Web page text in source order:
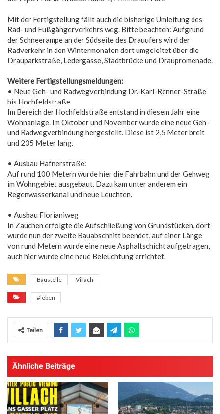
Mit der Fertigstellung fällt auch die bisherige Umleitung des
Rad- und Fußgängerverkehrs weg. Bitte beachten: Aufgrund
der Schneerampe an der Südseite des Drauufers wird der
Radverkehr in den Wintermonaten dort umgeleitet über die
Drauparkstraße, Ledergasse, Stadtbrücke und Draupromenade.
Weitere Fertigstellungsmeldungen:
• Neue Geh- und Radwegverbindung Dr.-Karl-Renner-Straße
bis Hochfeldstraße
Im Bereich der Hochfeldstraße entstand in diesem Jahr eine
Wohnanlage. Im Oktober und November wurde eine neue Geh-
und Radwegverbindung hergestellt. Diese ist 2,5 Meter breit
und 235 Meter lang.
• Ausbau Hafnerstraße:
Auf rund 100 Metern wurde hier die Fahrbahn und der Gehweg
im Wohngebiet ausgebaut. Dazu kam unter anderem ein
Regenwasserkanal und neue Leuchten.
• Ausbau Florianiweg
In Zauchen erfolgte die Aufschließung von Grundstücken, dort
wurde nun der zweite Bauabschnitt beendet, auf einer Länge
von rund Metern wurde eine neue Asphaltschicht aufgetragen,
auch hier wurde eine neue Beleuchtung errichtet.
Baustelle Villach
#leben
Teilen
Ähnliche Beiträge